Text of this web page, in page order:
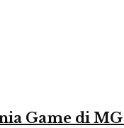
Game di